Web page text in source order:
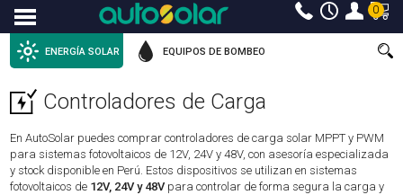
Menu 0
ENERGÍA SOLAR EQUIPOS DE BOMBEO
Controladores de Carga
En AutoSolar puedes comprar controladores de carga solar MPPT y PWM
para sistemas fotovoltaicos de 12V, 24V y 48V, con asesoría especializada
y stock disponible en Perú. Estos dispositivos se utilizan en sistemas
fotovoltaicos de 12V, 24V y 48Vpara controlar de forma segura la carga y